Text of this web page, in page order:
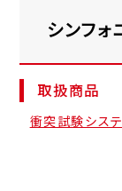
シンフ
取扱商品
衝突試験シス